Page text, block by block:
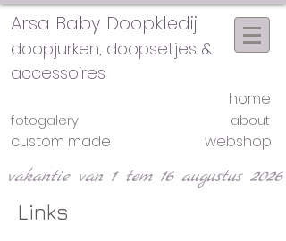
Arsa Baby Doopkledij
doopjurken, doopsetjes &
accessoires
home
fotogalery
custom made
about
webshop
vakantie van 1 tem 16 augustus 2026
Links​